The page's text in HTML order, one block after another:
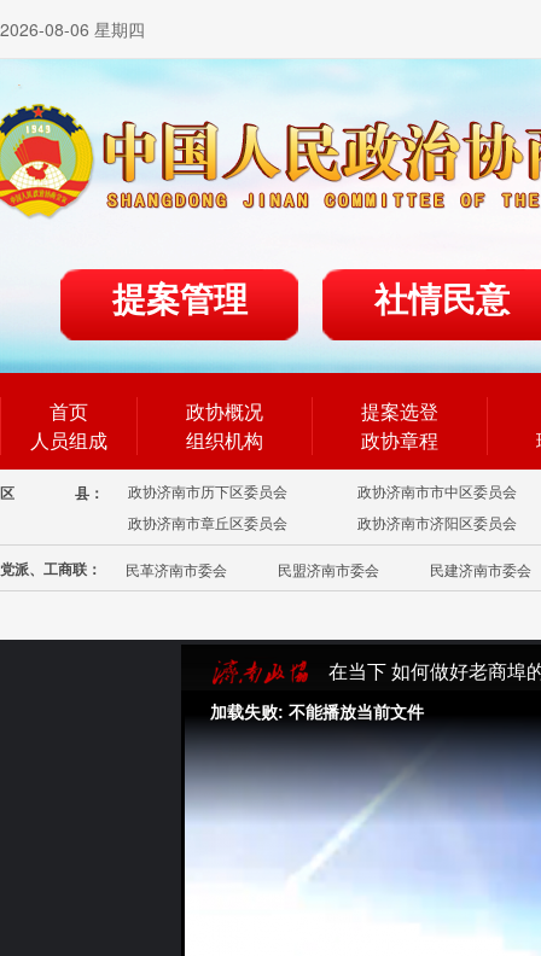
2026-08-06 星期四
提案管理 社情民意
首页
人员组成
政协概况
组织机构
提案选登
政协章程
区 县： 政协济南市历下区委员会
政协济南市市中区委员会
政协济南市章丘区委员会
政协济南市济阳区委员会
党派、工商联： 民革济南市委会 民盟济南市委会 民建济南市委会
在当下 如何做好老商埠
加载失败: 不能播放当前文件